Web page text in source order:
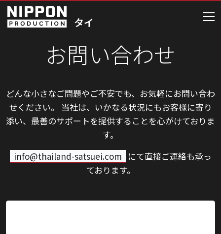
お問い合わせ
どんな小さなご問題やご不安でも、お気軽にお問い合わ
せください。
当社は、いかなる状況にもお客様に寄り
添い、最善のサポートを提供することを心がけておりま
す。
info@thailand-satsuei.com にて直接ご連絡も承っ
ております。